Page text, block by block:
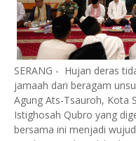
SERANG - Hujan deras
jamaah dari beragam
Agung Ats-Tsauroh, Kota
Istighosah Qubro yang
bersama ini menjadi